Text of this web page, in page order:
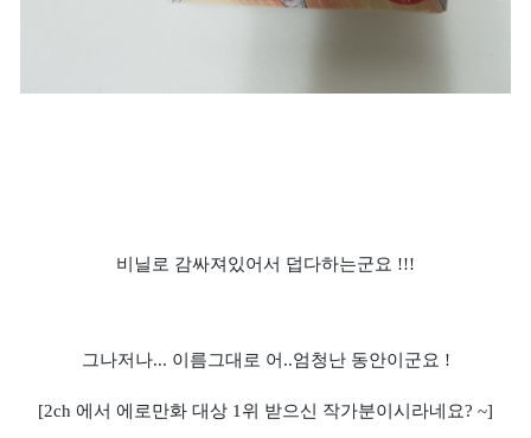
비닐로 감싸져있어서 덥다하는군요 !!!
그나저나... 이름그대로 어..엄청난 동안이군요 !
[2ch 에서 에로만화 대상 1위 받으신 작가분이시라네요? ~]